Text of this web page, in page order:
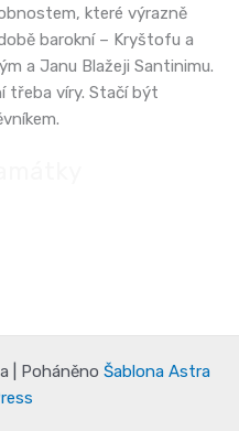
které výrazně
barokní – Kryštofu a
a Janu Blažeji Santinimu.
třeba víry. Stačí být
| Poháněno Šablona Astra